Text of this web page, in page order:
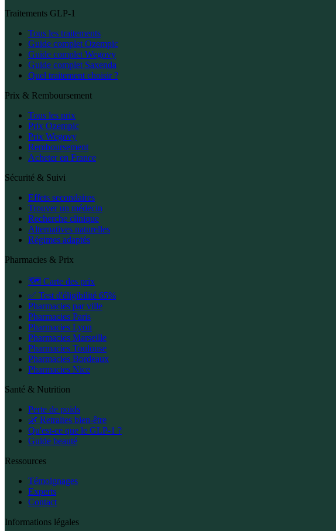
Traitements GLP-1
Tous les traitements
Guide complet Ozempic
Guide complet Wegovy
Guide complet Saxenda
Quel traitement choisir ?
Prix & Remboursement
Tous les prix
Prix Ozempic
Prix Wegovy
Remboursement
Acheter en France
Sécurité & Suivi
Effets secondaires
Trouver un médecin
Recherche clinique
Alternatives naturelles
Régimes adaptés
Pharmacies & Prix
🗺️ Carte des prix
✅ Test d'éligibilité 65%
Pharmacies par ville
Pharmacies Paris
Pharmacies Lyon
Pharmacies Marseille
Pharmacies Toulouse
Pharmacies Bordeaux
Pharmacies Nice
Santé & Nutrition
Perte de poids
🌿 Retraites bien-être
Qu'est-ce que le GLP-1 ?
Guide beauté
Ressources
Témoignages
Experts
Contact
Informations légales